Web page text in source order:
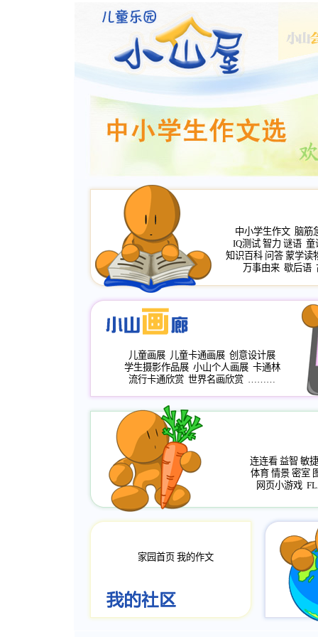
中小学生作文 脑筋
IQ测试 智力 谜语 童
知识百科 问答 蒙学读
万事由来 歇后语
儿童画展 儿童卡通画展 创意设计展
学生摄影作品展 小山个人画展 卡通林
流行卡通欣赏 世界名画欣赏 ………
连连看 益智 敏捷
体育 情景 密室
网页小游戏
家园首页 我的作文